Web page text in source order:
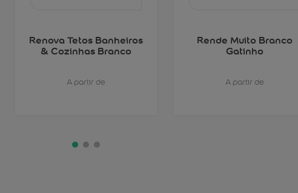
Renova Tetos Banheiros
& Cozinhas Branco
A partir de
Rende Muito Branco
Gatinho
A partir de